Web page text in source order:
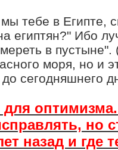
тебе в Египте,
египтян?" Ибо
в
моря, но и
до сегодняшнего
оптимизма.
но
назад и где